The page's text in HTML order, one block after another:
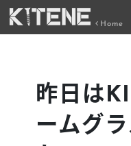
Home
昨日は
ームグ